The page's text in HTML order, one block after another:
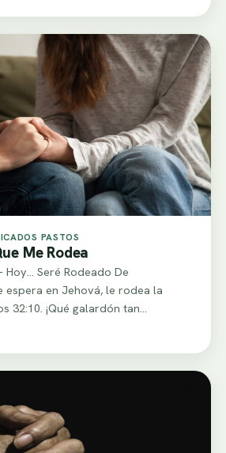
PASTOS
Me Rodea
Seré Rodeado De
espera en Jehová, le rodea la
32:10. ¡Qué galardón tan…